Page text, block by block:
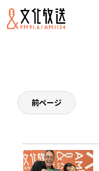
前ページ